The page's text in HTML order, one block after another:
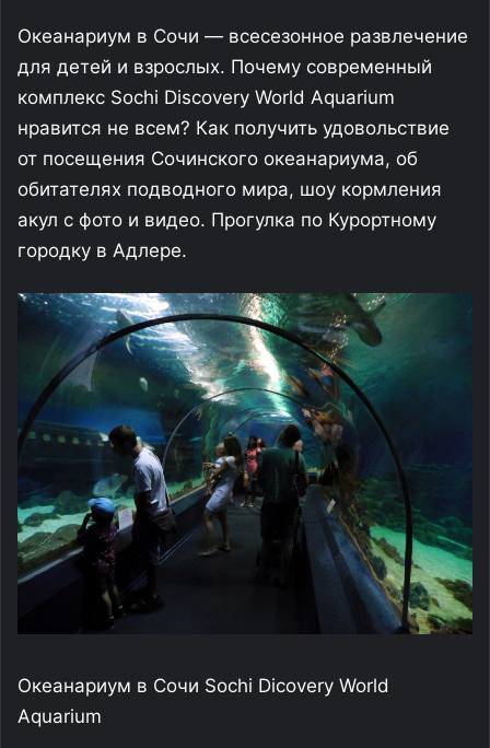
Океанариум в Сочи — всесезонное развлечение
для детей и взрослых. Почему современный
комплекс Sochi Discovery World Aquarium
нравится не всем? Как получить удовольствие
от посещения Сочинского океанариума, об
обитателях подводного мира, шоу кормления
акул с фото и видео. Прогулка по Курортному
городку в Адлере.
Океанариум в Сочи Sochi Dicovery World
Aquarium